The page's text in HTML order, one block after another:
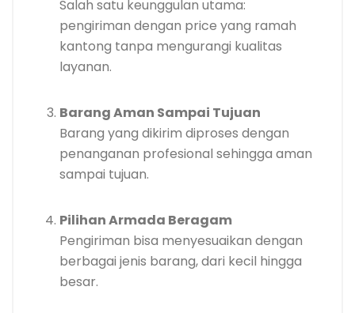
Salah satu keunggulan utama:
pengiriman dengan price yang ramah
kantong tanpa mengurangi kualitas
layanan.
Barang Aman Sampai Tujuan
Barang yang dikirim diproses dengan
penanganan profesional sehingga aman
sampai tujuan.
Pilihan Armada Beragam
Pengiriman bisa menyesuaikan dengan
berbagai jenis barang, dari kecil hingga
besar.